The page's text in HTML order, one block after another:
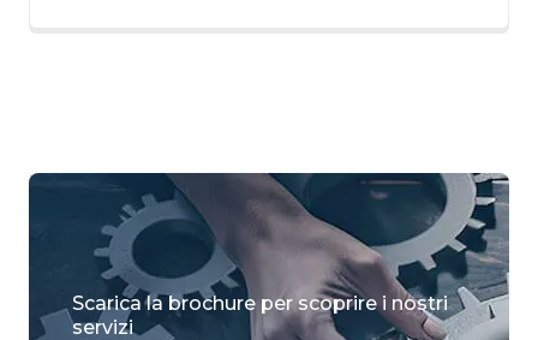
Scarica la brochure per scoprire i nostri
servizi